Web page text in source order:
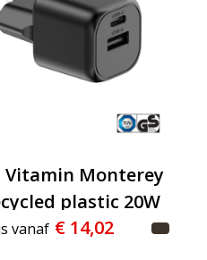
Vitamin Monterey
plastic 20W
vanaf € 14,02